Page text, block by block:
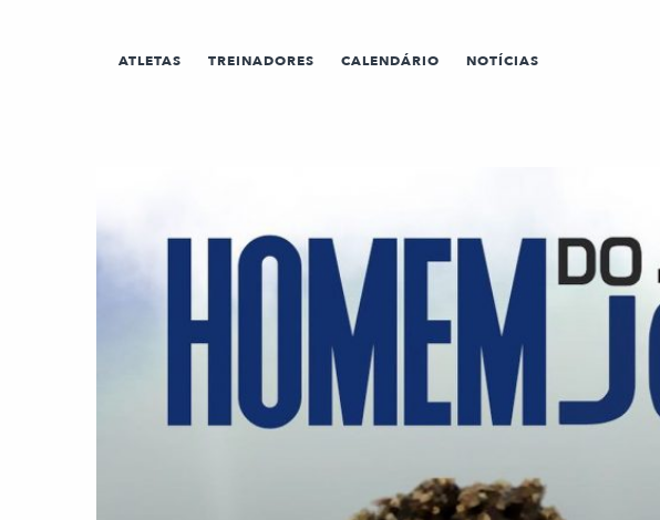
ATLETAS TREINADORES CALENDÁRIO NOTÍCIAS